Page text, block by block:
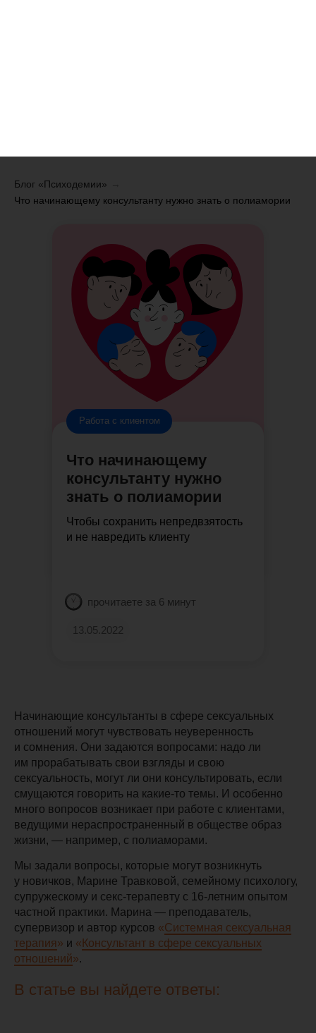
Блог «Психодемии»
Что начинающему консультанту нужно знать о полиамории
прочитаете за 6 минут
Что начинающему
консультанту нужно
знать о полиамории
13.05.2022
Чтобы сохранить непредвзятость
и не навредить клиенту
Работа с клиентом
Начинающие консультанты в сфере сексуальных
отношений могут чувствовать неуверенность
и сомнения. Они задаются вопросами: надо ли
им прорабатывать свои взгляды и свою
сексуальность, могут ли они консультировать, если
смущаются говорить на какие-то темы. И особенно
много вопросов возникает при работе с клиентами,
ведущими нераспространенный в обществе образ
жизни, — например, с полиаморами.
Мы задали вопросы, которые могут возникнуть
у новичков, Марине Травковой, семейному психологу,
супружескому и секс-терапевту с 16-летним опытом
частной практики. Марина — преподаватель,
супервизор и автор курсов «Системная сексуальная
терапия» и « Консультант в сфере сексуальных
отношений».
В статье вы найдете ответы: